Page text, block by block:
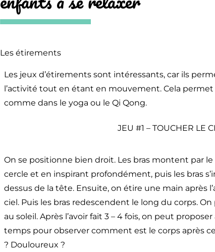
Les étirements
Les jeux d’étirements sont intéressants, car ils
l’activité tout en étant en mouvement. Cela permet
comme dans le yoga ou le Qi Qong.
JEU #1 – TOUCHER LE
On se positionne bien droit. Les bras montent par
cercle et en inspirant profondément, puis les bras
dessus de la tête. Ensuite, on étire une main après
ciel. Puis les bras redescendent le long du corps.
au soleil. Après l’avoir fait 3 – 4 fois, on peut
temps pour observer comment est le corps après
? Douloureux ?